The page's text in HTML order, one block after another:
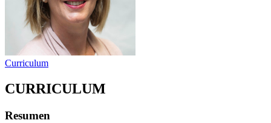
Curriculum
CURRICULUM
Resumen